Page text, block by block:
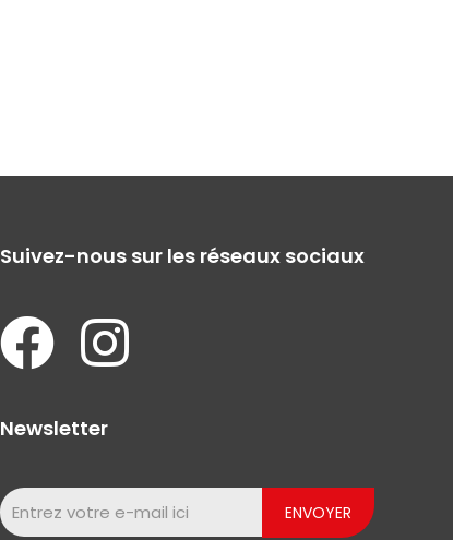
Suivez-nous sur les réseaux sociaux
Newsletter